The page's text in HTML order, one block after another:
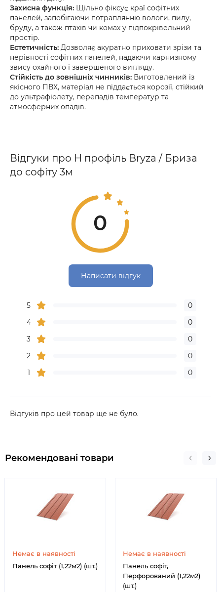
Захисна функція: Щільно фіксує краї софітних
панелей, запобігаючи потраплянню вологи, пилу,
бруду, а також птахів чи комах у підпокрівельний
простір.
Естетичність: Дозволяє акуратно приховати зрізи та
нерівності софітних панелей, надаючи карнизному
звису охайного і завершеного вигляду.
Стійкість до зовнішніх чинників: Виготовлений із
якісного ПВХ, матеріал не піддається корозії, стійкий
до ультрафіолету, перепадів температур та
атмосферних опадів.
Відгуки про H профіль Bryza / Бриза
до софіту 3м
0
Написати відгук
5
0
4
0
3
0
2
0
1
0
Відгуків про цей товар ще не було.
Рекомендовані товари
Немає в наявності
Панель софіт (1,22м2) (шт.)
Немає в наявності
Панель софіт,
Перфорований (1,22м2)
(шт.)